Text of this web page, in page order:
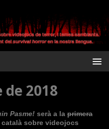
2018
Pasme! serà a la primera
català sobre videojocs